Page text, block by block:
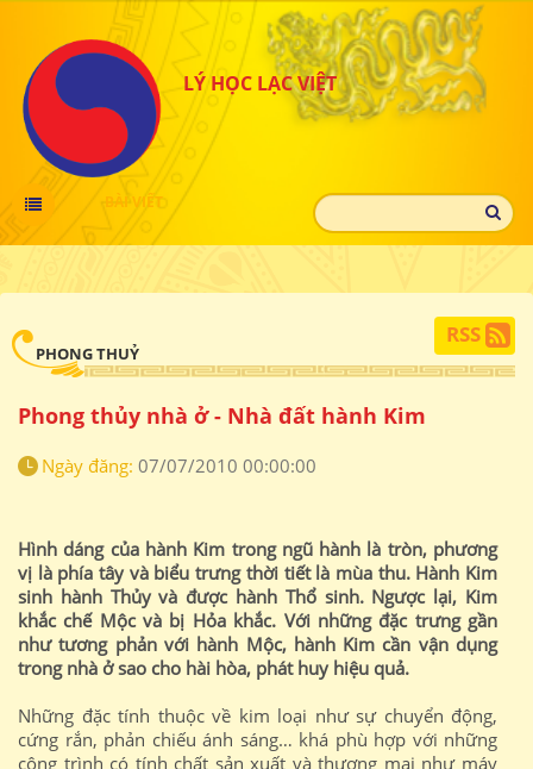
LÝ HỌC LẠC VIỆT
BÀI VIẾT
PHONG THUỶ
RSS
Phong thủy nhà ở - Nhà đất hành Kim
Ngày đăng: 07/07/2010 00:00:00
Hình dáng của hành Kim trong ngũ hành là tròn, phương
vị là phía tây và biểu trưng thời tiết là mùa thu. Hành Kim
sinh hành Thủy và được hành Thổ sinh. Ngược lại, Kim
khắc chế Mộc và bị Hỏa khắc. Với những đặc trưng gần
như tương phản với hành Mộc, hành Kim cần vận dụng
trong nhà ở sao cho hài hòa, phát huy hiệu quả.
Những đặc tính thuộc về kim loại như sự chuyển động,
cứng rắn, phản chiếu ánh sáng… khá phù hợp với những
công trình có tính chất sản xuất và thương mại như máy